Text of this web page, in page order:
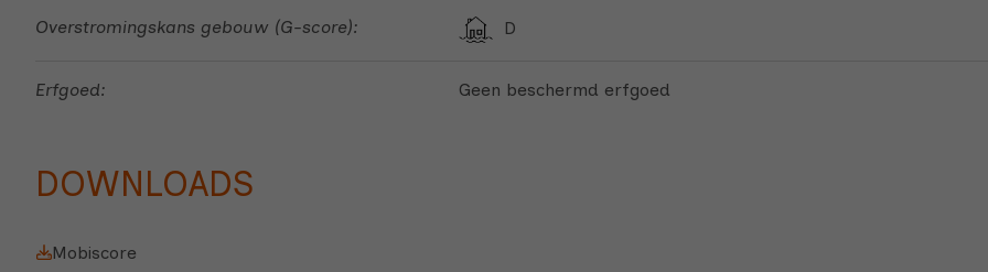
Overstromingskans gebouw (G-score): D
Erfgoed: Geen beschermd erfgoed
Mobiscore